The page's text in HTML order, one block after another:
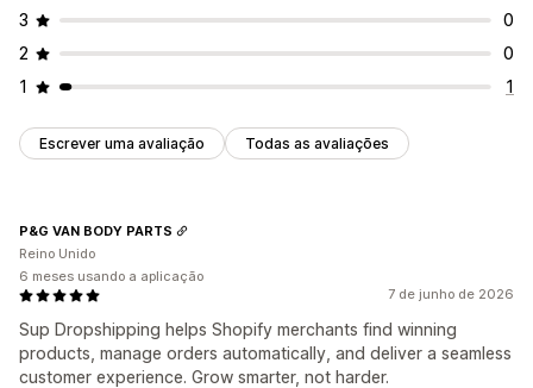
3
0
2
0
1
1
Escrever uma avaliação Todas as avaliações
7 de junho de 2026
Sup Dropshipping helps Shopify merchants find winning
products, manage orders automatically, and deliver a seamless
customer experience. Grow smarter, not harder.
P&G VAN BODY PARTS
Reino Unido
6 meses usando a aplicação